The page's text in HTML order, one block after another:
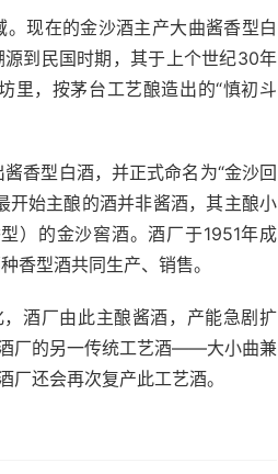
现在的金沙酒主产大曲酱香型白
到民国时期，其于上个世纪30年
里，按茅台工艺酿造出的“慎初斗
香型白酒，并正式命名为“金沙回
开始主酿的酒并非酱酒，其主酿小
）的金沙窖酒。酒厂于1951年成
香型酒共同生产、销售。
酒厂由此主酿酱酒，产能急剧扩
厂的另一传统工艺酒——大小曲兼
还会再次复产此工艺酒。